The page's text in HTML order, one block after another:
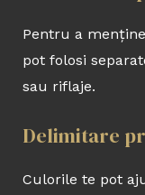
Pentru a
pot folosi
sau riflaje.
Delimitare
Culorile te pot